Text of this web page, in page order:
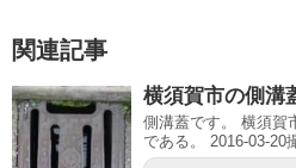
関連記事
横須賀市の側溝
側溝蓋です。 横須賀
である。 2016-03-20